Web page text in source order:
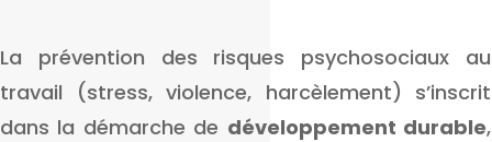
La prévention des risques psychosociaux au
travail (stress, violence, harcèlement) s’inscrit
dans la démarche de développement durable,